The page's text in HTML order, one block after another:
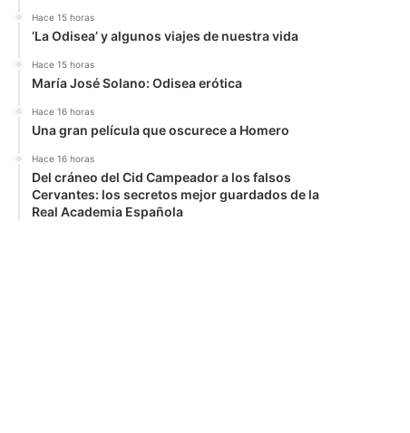
Hace 15 horas
‘La Odisea’ y algunos viajes de nuestra vida
Hace 15 horas
María José Solano: Odisea erótica
Hace 16 horas
Una gran película que oscurece a Homero
Hace 16 horas
Del cráneo del Cid Campeador a los falsos
Cervantes: los secretos mejor guardados de la
Real Academia Española